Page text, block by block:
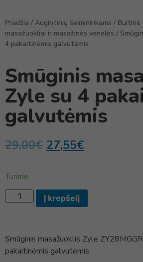
Pradžia / Augintinių šeimininkams / Buitinė
masažuokliai ir masažinės vonelės /
4 pakaitinėmis galvutėmis
Smūginis
Zyle su 4
galvutėmis
29,00€ 27,55€
Turime
Į krepšelį
Smūginis masažuoklis Zyle
pakaitinėmis galvutėmis